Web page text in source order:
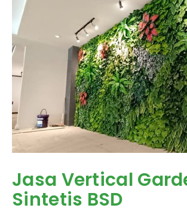
Jasa Vertical
Sintetis BSD